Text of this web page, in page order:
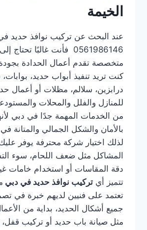
الخيمة
عند البحث عن تركيب نوافذ حديد
0561986146 فأنت غالبًا تحتاج
متخصصة تقدم أعمال الحدادة بجودة
كنت تريد تنفيذ أبواب حديد،
درابزين، سلالم، مظلات أو أعمال
للمنازل والفلل والمحلات
من الخدمات المهمة جدًا في دبي
بالأمان والشكل الجمالي والمتانة
لذلك اختيار شركة محترفة يوفر
المشاكل مثل ضعف اللحام، سوء
دقة المقاسات أو استخدام خامات
تتميز أي تركيب نوافذ حديد في دبي
تعتمد على فنيين لديهم خبرة في
جميع أشكال الحديد، بداية من
مثل صيانة باب حديد أو تركيب قفل،